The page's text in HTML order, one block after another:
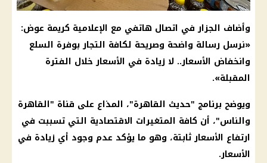
وأضاف الجزار في اتصال هاتفي مع الإعلامية كريمة عوض:
«نرسل رسالة واضحة وصريحة لكافة التجار بوفرة السلع
وانخفاض الأسعار.. لا زيادة في الأسعارخلال الفترة
المقبلة».
ويوضح برنامج "حديث القاهرة"، المذاع على قناة "القاهرة
والناس"، أن كافة المتغيرات الاقتصادية التي تسببت في
ارتفاع الأسعارثابتة، وهو ما يؤكد عدم وجود أي زيادة في
الأسعار.